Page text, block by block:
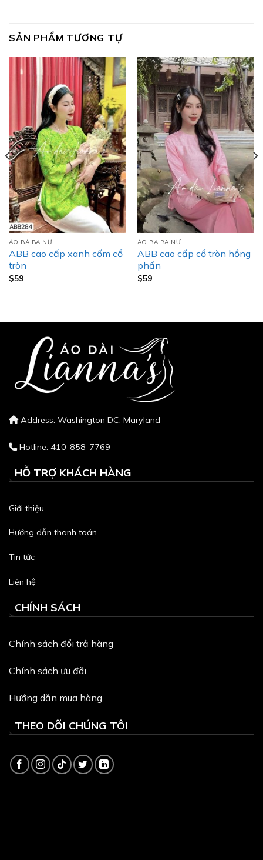
SẢN PHẨM TƯƠNG TỰ
ÁO BÀ BA NỮ
ABB cao cấp xanh cốm cổ
tròn
$59
ÁO BÀ BA NỮ
ABB cao cấp cổ tròn hồng
phấn
$59
Address: Washington DC, Maryland
Hotline: 410-858-7769
HỖ TRỢ KHÁCH HÀNG
Giới thiệu
Hướng dẫn thanh toán
Tin tức
Liên hệ
CHÍNH SÁCH
Chính sách đổi trả hàng
Chính sách ưu đãi
Hướng dẫn mua hàng
THEO DÕI CHÚNG TÔI